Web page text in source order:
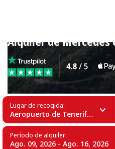
Alquiler de Mercedes
Lugar de recogida:
Aeropuerto de Tenerife Sur (TFS)
Período de alquiler:
Ago. 09, 2026 - Ago. 16, 2026